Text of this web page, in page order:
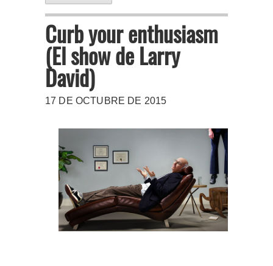
Curb your enthusiasm
(El show de Larry
David)
17 DE OCTUBRE DE 2015